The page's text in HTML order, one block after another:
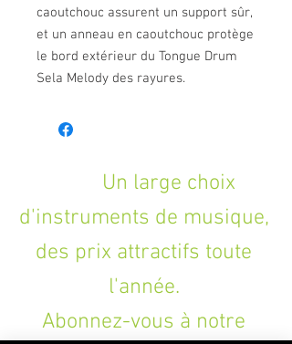
caoutchouc assurent un support sûr,
et un anneau en caoutchouc protège
le bord extérieur du Tongue Drum
Sela Melody des rayures.
Un large choix
d'instruments de musique,
des prix attractifs toute
l'année.
Abonnez-vous à notre